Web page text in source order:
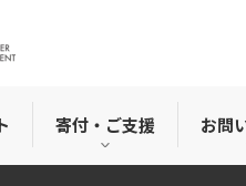
寄付・ご支援 お問